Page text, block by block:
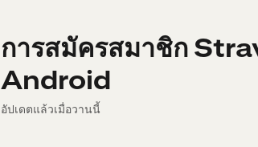
การสมัครสมาชิก
Android
อัปเดตแล้วเมื่อวานนี้